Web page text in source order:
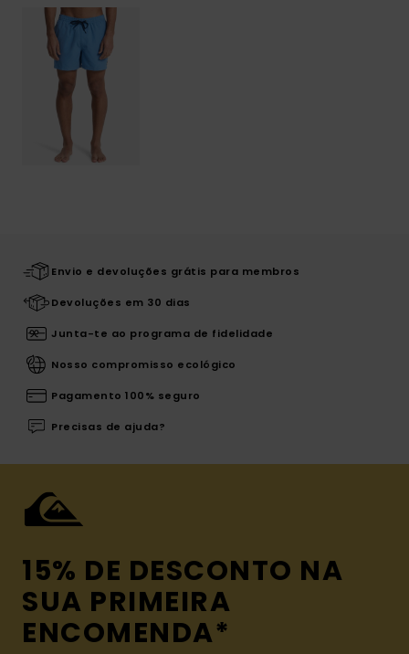
Envio e devoluções grátis para membros
Devoluções em 30 dias
Junta-te ao programa de fidelidade
Nosso compromisso ecológico
Pagamento 100% seguro
Precisas de ajuda?
15% DE DESCONTO NA
SUA PRIMEIRA
ENCOMENDA*